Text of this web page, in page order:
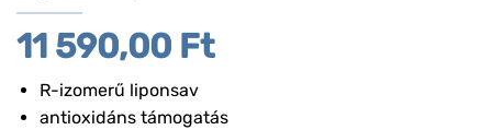
11 590,00 Ft
R-izomerű liponsav
antioxidáns támogatás